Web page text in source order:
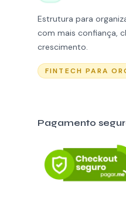
Estrutura para
com mais confiança,
crescimento.
FINTECH PARA
Pagamento